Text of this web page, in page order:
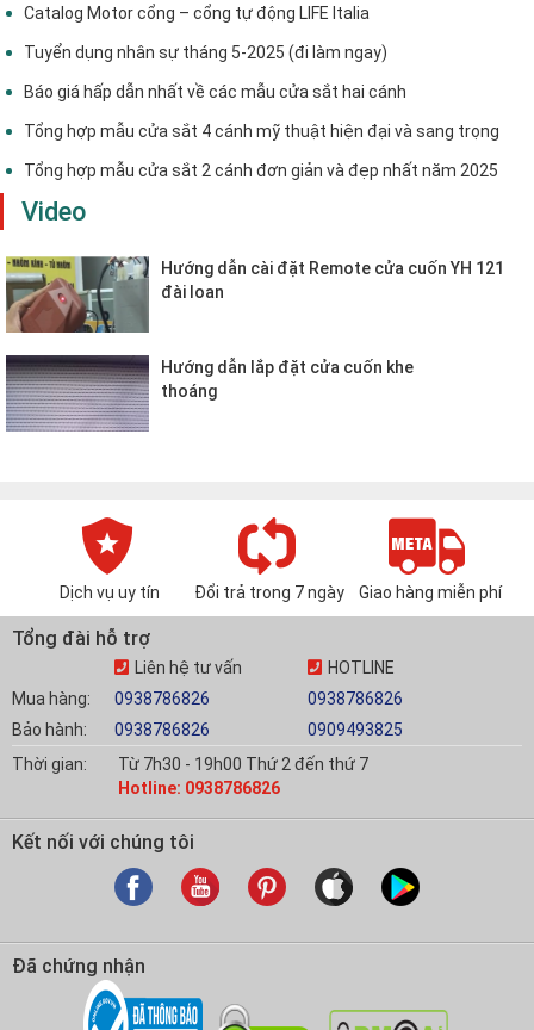
Catalog Motor cổng – cổng tự động LIFE Italia
Tuyển dụng nhân sự tháng 5-2025 (đi làm ngay)
Báo giá hấp dẫn nhất về các mẫu cửa sắt hai cánh
Tổng hợp mẫu cửa sắt 4 cánh mỹ thuật hiện đại và sang trọng
Tổng hợp mẫu cửa sắt 2 cánh đơn giản và đẹp nhất năm 2025
Video
Hướng dẫn cài đặt Remote cửa cuốn YH 121
đài loan
Hướng dẫn lắp đặt cửa cuốn khe
thoáng
Dịch vụ uy tín Đổi trả trong 7 ngày Giao hàng miễn phí
Tổng đài hỗ trợ
Mua hàng:
Bảo hành:
Liên hệ tư vấn
0938786826
0938786826
HOTLINE
0938786826
0909493825
Thời gian:
Từ 7h30 - 19h00 Thứ 2 đến thứ 7
Hotline: 0938786826
Kết nối với chúng tôi
Đã chứng nhận